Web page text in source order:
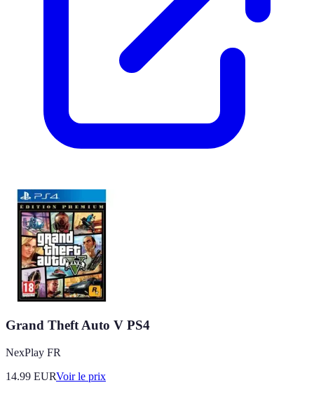
Grand Theft Auto V PS4
NexPlay FR
14.99 EURVoir le prix